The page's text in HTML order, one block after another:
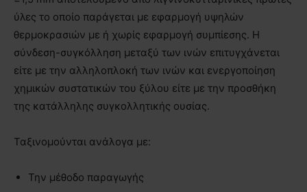
ύλες το οποίο παράγεται µε εφαρμογή υψηλών
θερμοκρασιών µε ή χωρίς εφαρμογή συμπίεσης. Η
σύνδεση-συγκόλληση μεταξύ των ινών επιτυγχάνεται
είτε µε την αλληλοπλοκή των ινών και ενεργοποίηση
χημικών συστατικών του ξύλου είτε µε την προσθήκη
της κατάλληλης συγκολλητικής ουσίας.
Ταξινομούνται ανάλογα με:
Την μέθοδο παραγωγής